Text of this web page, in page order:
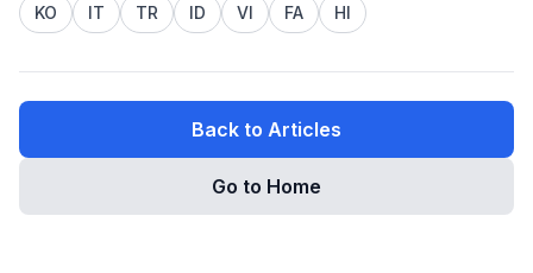
KO
IT TR ID VI FA HI
Back to Articles
Go to Home